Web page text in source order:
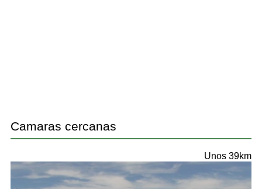
Camaras cercanas
Unos 39km